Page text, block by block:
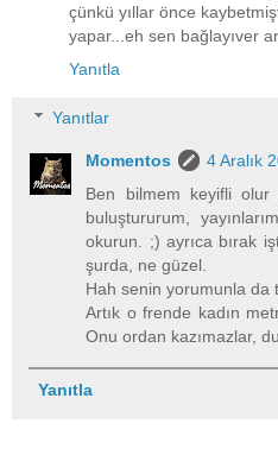
çünkü yıllar önce
yapar...eh sen bağlayıver
Yanıtla
Yanıtlar
Momentos
4 Aralık
Ben bilmem keyifli olur
buluştururum,
okurun. ;) ayrıca bırak
şurda, ne güzel.
Hah senin yorumunla da
Artık o frende kadın
Onu ordan kazımazlar,
Yanıtla